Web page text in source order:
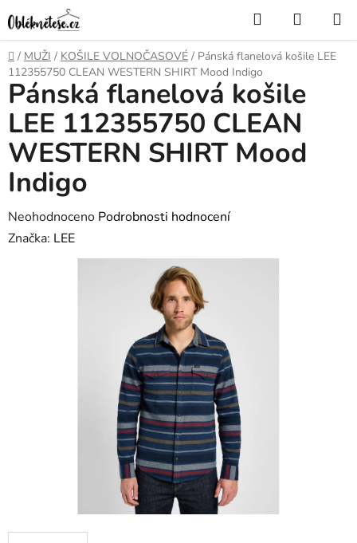
na
obsah
Hledat
KOŠÍK
Domů
/ MUŽI / KOŠILE VOLNOČASOVÉ / Pánská flanelová košile LEE
112355750 CLEAN WESTERN SHIRT Mood Indigo
Pánská flanelová košile
LEE 112355750 CLEAN
WESTERN SHIRT Mood
Indigo
Průměrné
hodnocení
Neohodnoceno Podrobnosti hodnocení
Značka: LEE